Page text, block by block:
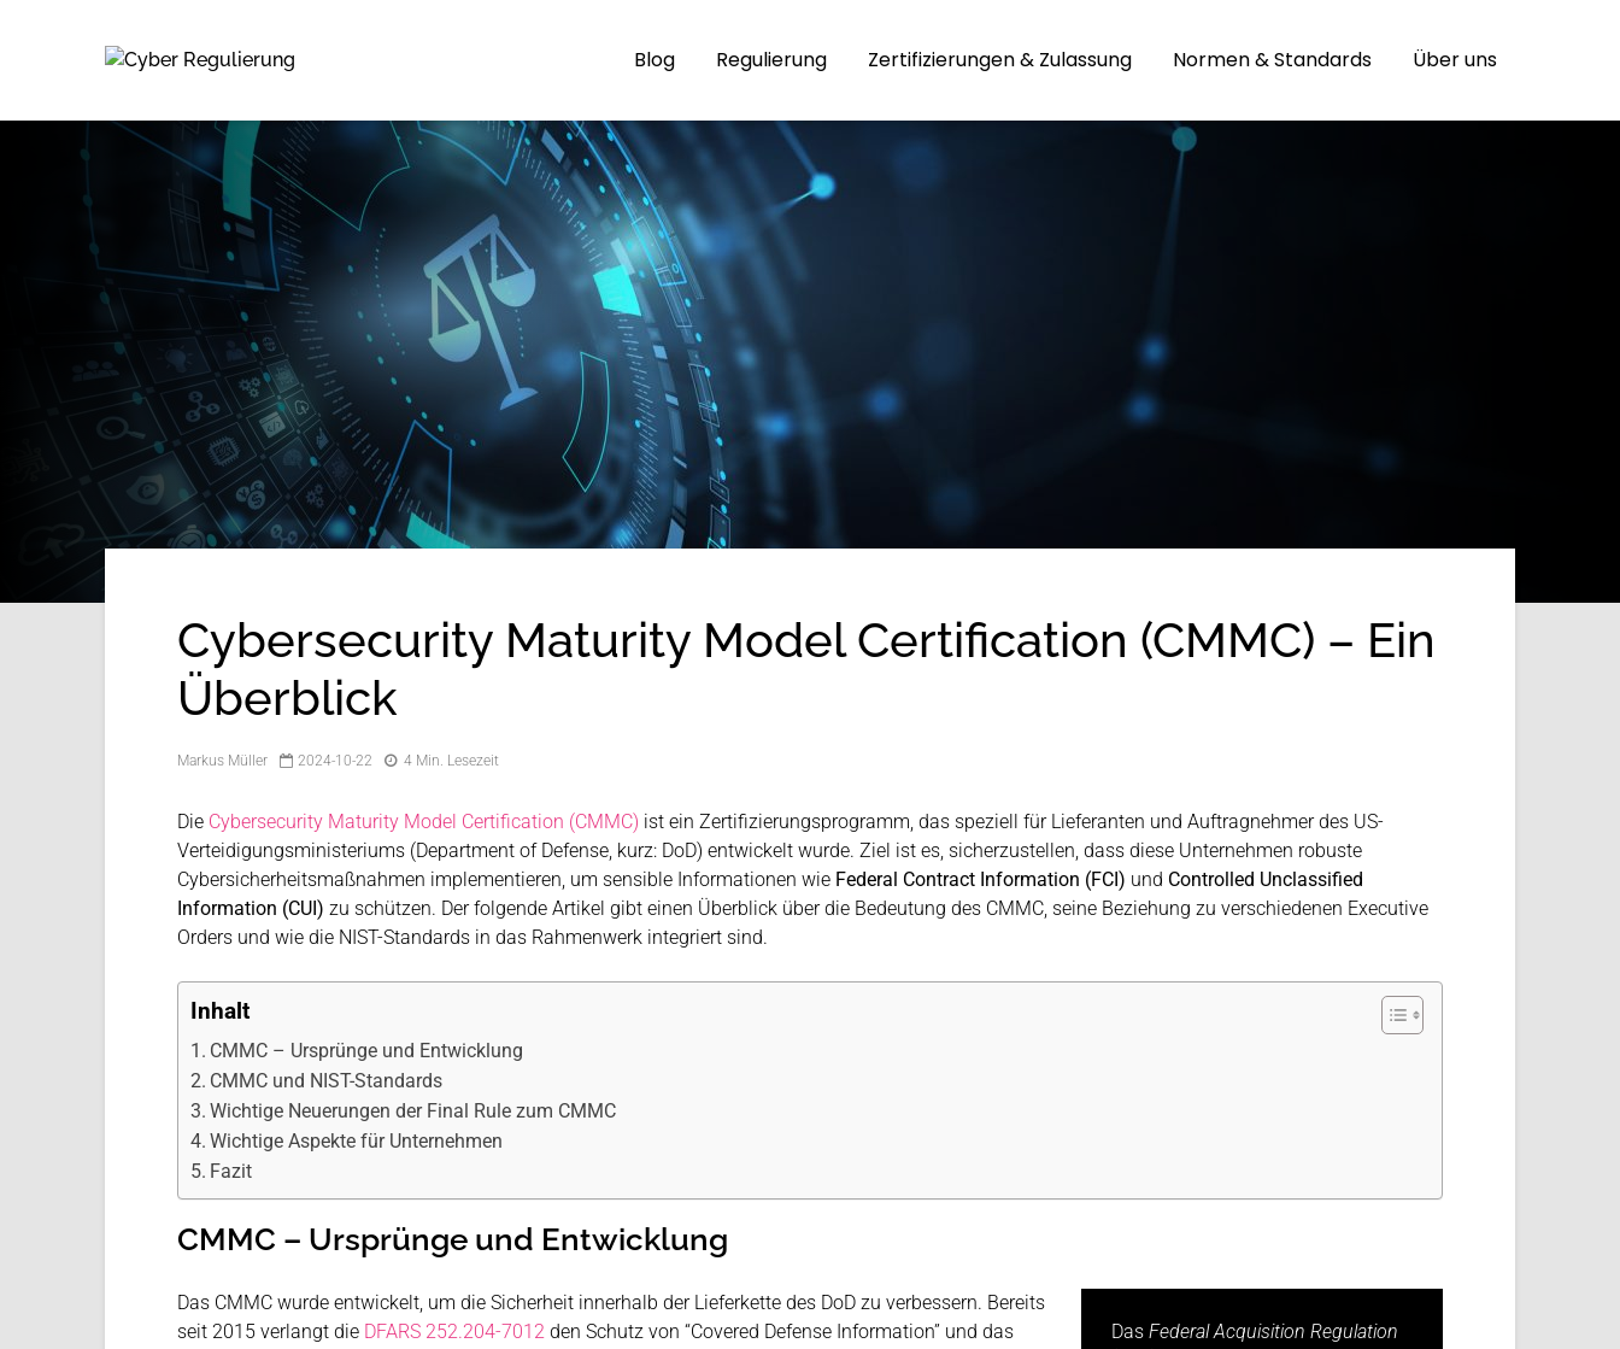
Blog Regulierung Zertifizierungen & Zulassung Normen & Standards Über uns
Cybersecurity Maturity Model Certification (CMMC) – Ein
Überblick
Markus Müller 2024-10-22 4 Min. Lesezeit
Die Cybersecurity Maturity Model Certification (CMMC) ist ein Zertifizierungsprogramm, das speziell für Lieferanten und Auftragnehmer des US-
Verteidigungsministeriums (Department of Defense, kurz: DoD) entwickelt wurde. Ziel ist es, sicherzustellen, dass diese Unternehmen robuste
Cybersicherheitsmaßnahmen implementieren, um sensible Informationen wie Federal Contract Information (FCI) und Controlled Unclassified
Information (CUI) zu schützen. Der folgende Artikel gibt einen Überblick über die Bedeutung des CMMC, seine Beziehung zu verschiedenen Executive
Orders und wie die NIST-Standards in das Rahmenwerk integriert sind.
Inhalt
CMMC – Ursprünge und Entwicklung
CMMC und NIST-Standards
Wichtige Neuerungen der Final Rule zum CMMC
Wichtige Aspekte für Unternehmen
Fazit
CMMC – Ursprünge und Entwicklung
Das Federal Acquisition Regulation
Das CMMC wurde entwickelt, um die Sicherheit innerhalb der Lieferkette des DoD zu verbessern. Bereits
seit 2015 verlangt die DFARS 252.204-7012 den Schutz von “Covered Defense Information” und das